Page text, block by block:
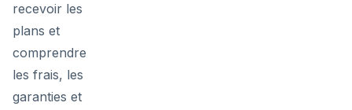
recevoir les
plans et
comprendre
les frais, les
garanties et